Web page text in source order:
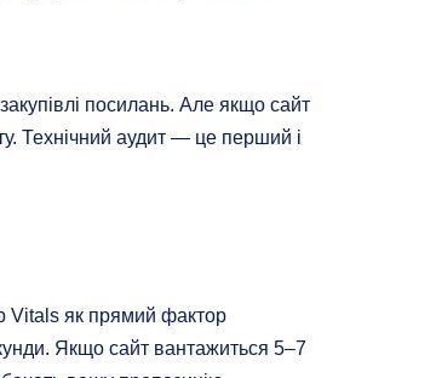
посилань. Але якщо сайт
Технічний аудит — це перший і
Vitals як прямий фактор
Якщо сайт вантажиться 5–7